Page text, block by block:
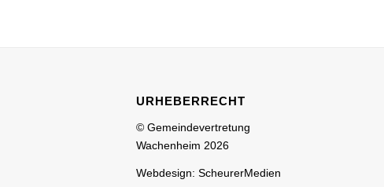
URHEBERRECHT
© Gemeindevertretung
Wachenheim 2026
Webdesign: ScheurerMedien